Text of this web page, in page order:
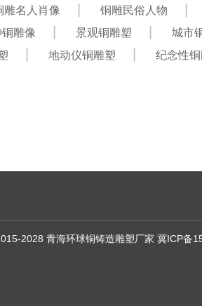
雕名人肖像 铜雕民俗人物
雕像
景观铜雕塑 城市
地动仪铜雕塑 纪念性
2028 青海环球铜铸造雕塑厂家 冀ICP备